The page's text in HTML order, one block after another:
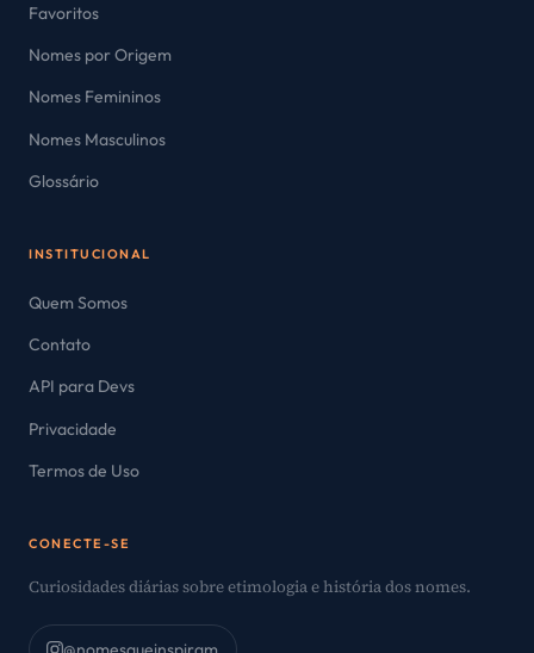
Favoritos
Nomes por Origem
Nomes Femininos
Nomes Masculinos
Glossário
INSTITUCIONAL
Quem Somos
Contato
API para Devs
Privacidade
Termos de Uso
CONECTE-SE
Curiosidades diárias sobre etimologia e história dos nomes.